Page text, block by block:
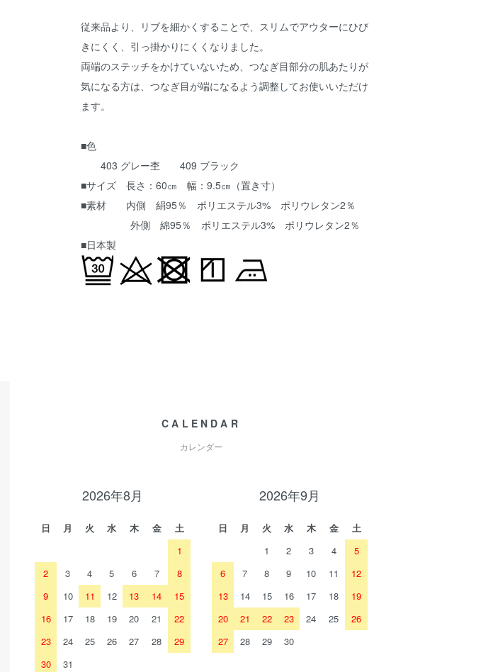
従来品より、リブを細かくすることで、スリムでアウターにひび
きにくく、引っ掛かりにくくなりました。
両端のステッチをかけていないため、つなぎ目部分の肌あたりが
気になる方は、つなぎ目が端になるよう調整してお使いいただけ
ます。
■色
403 グレー杢 409 ブラック
■サイズ 長さ：60㎝ 幅：9.5㎝（置き寸）
■素材 内側 絹95％ ポリエステル3% ポリウレタン2％
外側 綿95％ ポリエステル3% ポリウレタン2％
■日本製
CALENDAR
カレンダー
2026年8月
日 月 火 水 木 金
土
1
2
3 4 5 6 7
8
9
10 11 12 13 14
15
16
17 18 19 20 21
22
23
24 25 26 27 28
29
30
31
2026年9月
日 月 火 水 木 金
土
1
2 3 4
5
6
7 8 9 10 11
12
13
14 15 16 17 18
19
20
21 22 23 24 25
26
27
28 29 30